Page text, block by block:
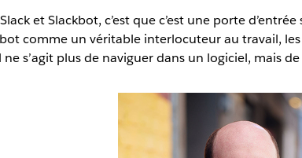
et Slackbot, c’est que c’est une porte
comme un véritable interlocuteur au travail,
s’agit plus de naviguer dans un logiciel, mais